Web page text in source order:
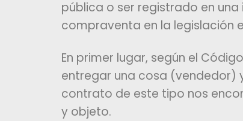
pública o ser registrado en
compraventa en la legislación
En primer lugar, según el
entregar una cosa (vendedor)
contrato de este tipo nos
y objeto.